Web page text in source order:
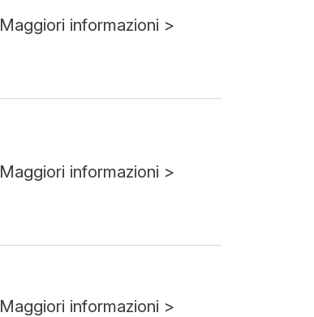
Maggiori informazioni >
Maggiori informazioni >
Maggiori informazioni >